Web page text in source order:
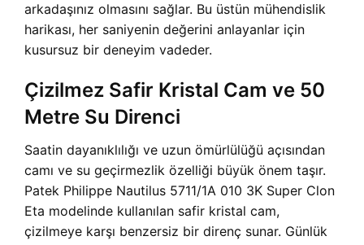
arkadaşınız olmasını sağlar. Bu üstün mühendislik
harikası, her saniyenin değerini anlayanlar için
kusursuz bir deneyim vadeder.
Çizilmez Safir Kristal Cam ve 50
Metre Su Direnci
Saatin dayanıklılığı ve uzun ömürlülüğü açısından
camı ve su geçirmezlik özelliği büyük önem taşır.
Patek Philippe Nautilus 5711/1A 010 3K Super Clon
Eta modelinde kullanılan safir kristal cam,
çizilmeye karşı benzersiz bir direnç sunar. Günlük